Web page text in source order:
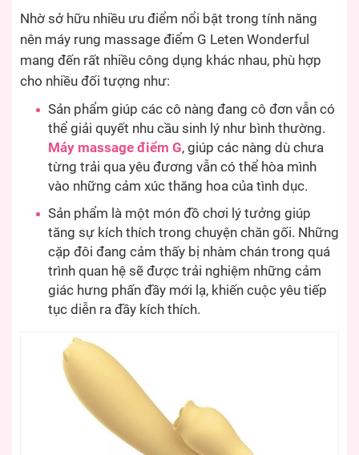
Nhờ sở hữu nhiều ưu điểm nổi bật trong tính năng
nên máy rung massage điểm G Leten Wonderful
mang đến rất nhiều công dụng khác nhau, phù hợp
cho nhiều đối tượng như:
Sản phẩm giúp các cô nàng đang cô đơn vẫn có
thể giải quyết nhu cầu sinh lý như bình thường.
Máy massage điểm G, giúp các nàng dù chưa
từng trải qua yêu đương vẫn có thể hòa mình
vào những cảm xúc thăng hoa của tình dục.
Sản phẩm là một món đồ chơi lý tưởng giúp
tăng sự kích thích trong chuyện chăn gối. Những
cặp đôi đang cảm thấy bị nhàm chán trong quá
trình quan hệ sẽ được trải nghiệm những cảm
giác hưng phấn đầy mới lạ, khiến cuộc yêu tiếp
tục diễn ra đầy kích thích.